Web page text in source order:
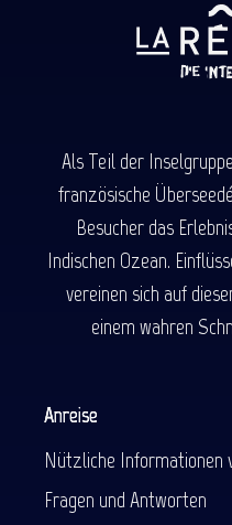
Als Teil der
französische
Besucher das
Indischen Ozean.
vereinen sich auf
einem wahren
Anreise
Nützliche Informationen
Fragen und Antworten